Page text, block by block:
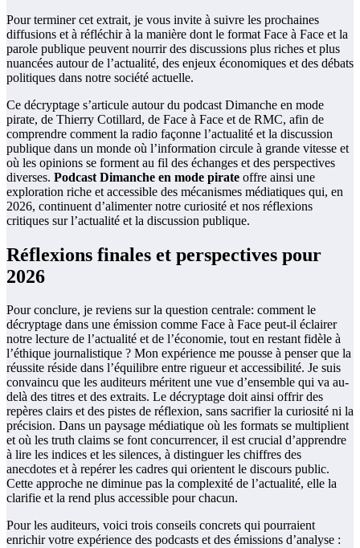
Pour terminer cet extrait, je vous invite à suivre les prochaines
diffusions et à réfléchir à la manière dont le format Face à Face et la
parole publique peuvent nourrir des discussions plus riches et plus
nuancées autour de l’actualité, des enjeux économiques et des débats
politiques dans notre société actuelle.
Ce décryptage s’articule autour du podcast Dimanche en mode
pirate, de Thierry Cotillard, de Face à Face et de RMC, afin de
comprendre comment la radio façonne l’actualité et la discussion
publique dans un monde où l’information circule à grande vitesse et
où les opinions se forment au fil des échanges et des perspectives
diverses. Podcast Dimanche en mode pirate offre ainsi une
exploration riche et accessible des mécanismes médiatiques qui, en
2026, continuent d’alimenter notre curiosité et nos réflexions
critiques sur l’actualité et la discussion publique.
Réflexions finales et perspectives pour
2026
Pour conclure, je reviens sur la question centrale: comment le
décryptage dans une émission comme Face à Face peut-il éclairer
notre lecture de l’actualité et de l’économie, tout en restant fidèle à
l’éthique journalistique ? Mon expérience me pousse à penser que la
réussite réside dans l’équilibre entre rigueur et accessibilité. Je suis
convaincu que les auditeurs méritent une vue d’ensemble qui va au-
delà des titres et des extraits. Le décryptage doit ainsi offrir des
repères clairs et des pistes de réflexion, sans sacrifier la curiosité ni la
précision. Dans un paysage médiatique où les formats se multiplient
et où les truth claims se font concurrencer, il est crucial d’apprendre
à lire les indices et les silences, à distinguer les chiffres des
anecdotes et à repérer les cadres qui orientent le discours public.
Cette approche ne diminue pas la complexité de l’actualité, elle la
clarifie et la rend plus accessible pour chacun.
Pour les auditeurs, voici trois conseils concrets qui pourraient
enrichir votre expérience des podcasts et des émissions d’analyse :